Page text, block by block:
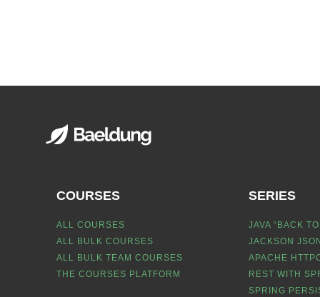
COURSES
ALL COURSES
ALL BULK COURSES
ALL BULK TEAM COURSES
THE COURSES PLATFORM
SERIES
JAVA “BACK
JACKSON
APACHE
REST WITH
SPRING